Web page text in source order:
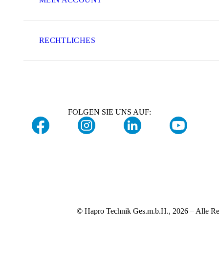
RECHTLICHES
FOLGEN SIE UNS AUF:
© Hapro Technik Ges.m.b.H., 2026 – Alle